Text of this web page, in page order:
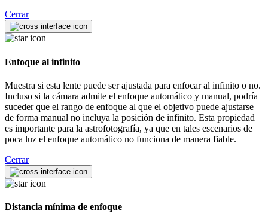
Cerrar
Enfoque al infinito
Muestra si esta lente puede ser ajustada para enfocar al infinito o no.
Incluso si la cámara admite el enfoque automático y manual, podría
suceder que el rango de enfoque al que el objetivo puede ajustarse
de forma manual no incluya la posición de infinito. Esta propiedad
es importante para la astrofotografía, ya que en tales escenarios de
poca luz el enfoque automático no funciona de manera fiable.
Cerrar
Distancia mínima de enfoque